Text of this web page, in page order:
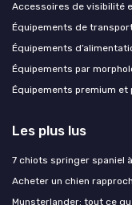
Accessoires de visibilité
Équipements de
Équipements
Équipements par
Équipements premium et
Les plus lus
7 chiots springer spaniel
Acheter un chien
Munsterlander: tout ce